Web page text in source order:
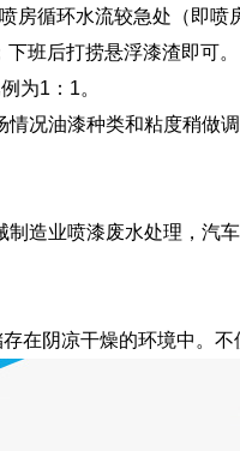
房循环水流较急处（即
班后打捞悬浮漆渣即可。
为1：1。
况油漆种类和粘度稍做调
造业喷漆废水处理，汽
在阴凉干燥的环境中。不